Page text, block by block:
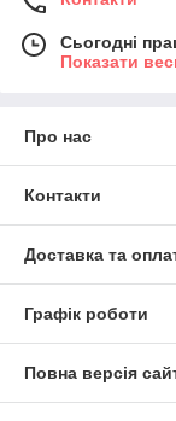
Сьогодні
Показати
Про нас
Контакти
Доставка та
Графік роботи
Повна версія